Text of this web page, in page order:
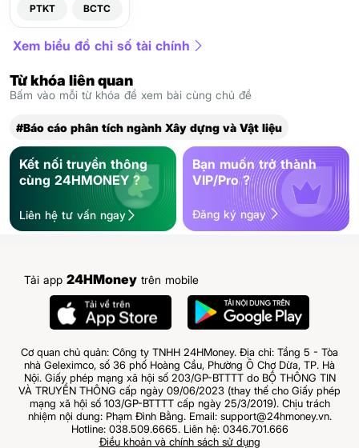
PTKT BCTC
Xem biểu đồ chỉ số tài chính
Từ khóa liên quan
Bấm vào mỗi từ khóa để xem bài cùng chủ đề
#Báo cáo phân tích ngành Xây dựng và Vật liệu
Kết nối truyền thông
cùng 24HMONEY ?
Liên hệ tư vấn ngay
Bạn muốn trở thành
VIP/Pro ?
Đăng ký ngay
Tải app 24HMoney trên mobile
Cơ quan chủ quản: Công ty TNHH 24HMoney. Địa chỉ: Tầng 5 - Tòa
nhà Geleximco, số 36 phố Hoàng Cầu, Phường Ô Chợ Dừa, TP. Hà
Nội. Giấy phép mạng xã hội số 203/GP-BTTTT do BỘ THÔNG TIN
VÀ TRUYỀN THÔNG cấp ngày 09/06/2023 (thay thế cho Giấy phép
mạng xã hội số 103/GP-BTTTT cấp ngày 25/3/2019). Chịu trách
nhiệm nội dung: Phạm Đình Bằng. Email: support@24hmoney.vn.
Hotline: 038.509.6665. Liên hệ: 0346.701.666
Điều khoản và chính sách sử dụng